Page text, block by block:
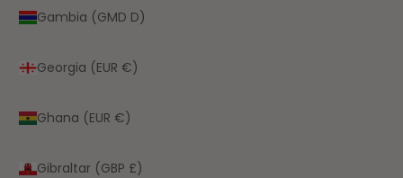
Gambia (GMD D)
Georgia (EUR €)
Ghana (EUR €)
Gibraltar (GBP £)